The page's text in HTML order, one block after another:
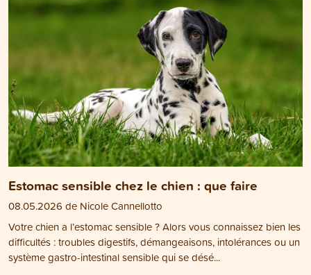
Estomac sensible chez le chien : que faire
08.05.2026 de Nicole Cannellotto
Votre chien a l’estomac sensible ? Alors vous connaissez bien les
difficultés : troubles digestifs, démangeaisons, intolérances ou un
système gastro-intestinal sensible qui se désé...